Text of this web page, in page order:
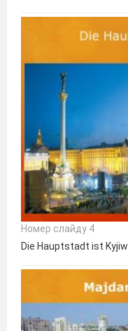
Номер слайду 4
Die Hauptstadt ist Kyjiw